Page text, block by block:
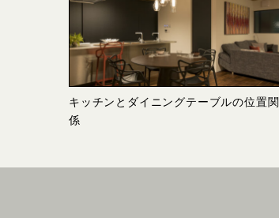
キッチンとダイニングテーブルの位置関
係